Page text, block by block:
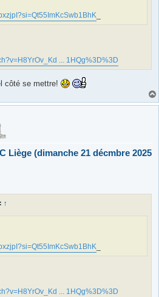
... 1HQg%3D%3D
côté se mettre!
Liège (dimanche 21 décmbre 2025
↑
... 1HQg%3D%3D